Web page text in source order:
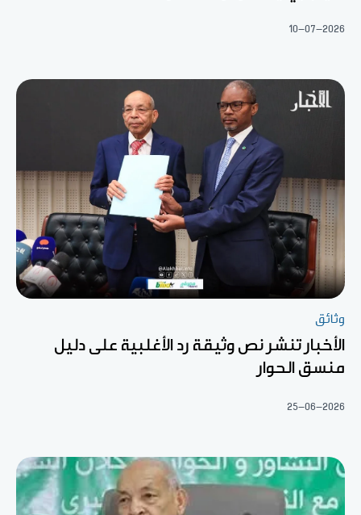
10-07-2026
وثائق
الأخبار تنشر نص وثيقة رد الأغلبية على دليل
منسق الحوار
25-06-2026